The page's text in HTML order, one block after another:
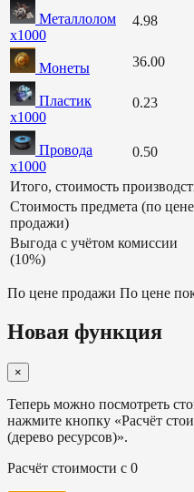
Металлолом
х1000
4.98
Монеты 36.00
Пластик
х1000
0.23
Провода
х1000
0.50
Итого, стоимость
Стоимость предмета (по цене
продажи)
Выгода с учётом комиссии
(10%)
По цене продажи По цене
Новая функция
×
Теперь можно посмотреть
нажмите кнопку «Расчёт
(дерево ресурсов)».
Расчёт стоимости с 0